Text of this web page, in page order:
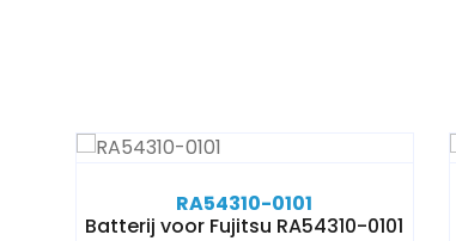
RA54310-0101
Batterij voor Fujitsu RA54310-0101